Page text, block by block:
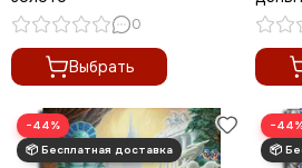
0
Выбрать
−44%